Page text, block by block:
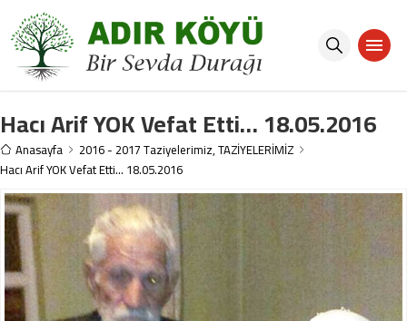
Hacı Arif YOK Vefat Etti… 18.05.2016
Anasayfa 2016 - 2017 Taziyelerimiz,TAZİYELERİMİZ
Hacı Arif YOK Vefat Etti… 18.05.2016